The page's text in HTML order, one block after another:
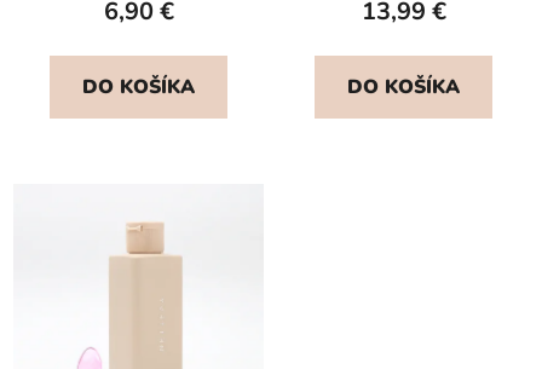
5,0
z
6,90 €
DO KOŠÍKA
13,99 €
DO KOŠÍKA